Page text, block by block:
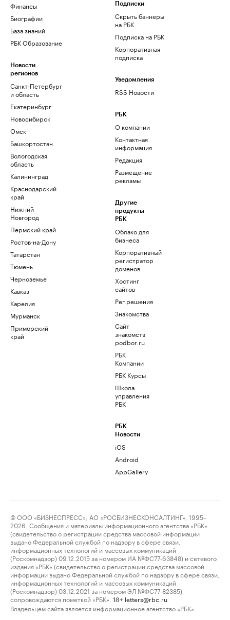
Финансы
Биографии
База знаний
РБК Образование
Новости
регионов
Санкт-Петербург
и область
Екатеринбург
Новосибирск
Омск
Башкортостан
Вологодская
область
Калининград
Краснодарский
край
Нижний
Новгород
Пермский край
Ростов-на-Дону
Татарстан
Тюмень
Черноземье
Кавказ
Карелия
Мурманск
Приморский
край
Подписки
Скрыть баннеры
на РБК
Подписка на РБК
Корпоративная
подписка
Уведомления
RSS Новости
РБК
О компании
Контактная
информация
Редакция
Размещение
рекламы
Другие
продукты
РБК
Облако для
бизнеса
Корпоративный
регистратор
доменов
Хостинг
сайтов
Рег.решения
Знакомства
Сайт
знакомств
podbor.ru
РБК
Компании
РБК Курсы
Школа
управления
РБК
РБК
Новости
iOS
Android
AppGallery
© ООО «БИЗНЕСПРЕСС», АО «РОСБИЗНЕСКОНСАЛТИНГ», 1995–
2026. Сообщения и материалы информационного агентства «РБК»
(свидетельство о регистрации средства массовой информации
выдано Федеральной службой по надзору в сфере связи,
информационных технологий и массовых коммуникаций
(Роскомнадзор) 09.12.2015 за номером ИА №ФС77-63848) и сетевого
издания «РБК» (свидетельство о регистрации средства массовой
информации выдано Федеральной службой по надзору в сфере связи,
информационных технологий и массовых коммуникаций
(Роскомнадзор) 03.12.2021 за номером ЭЛ №ФС77-82385)
сопровождаются пометкой «РБК».
18+ letters@rbc.ru
Владельцем сайта является информационное агентство «РБК».